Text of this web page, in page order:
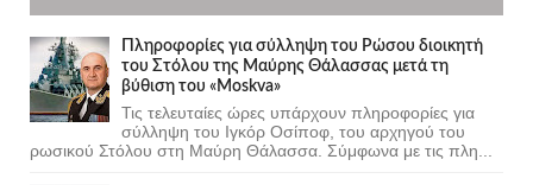
Πληροφορίες για σύλληψη του Ρώσου διοικητή
του Στόλου της Mαύρης Θάλασσας μετά τη
βύθιση του «Moskva»
Τις τελευταίες ώρες υπάρχουν πληροφορίες για
σύλληψη του Ιγκόρ Οσίποφ, του αρχηγού του
ρωσικού Στόλου στη Μαύρη Θάλασσα. Σύμφωνα με τις πλη...